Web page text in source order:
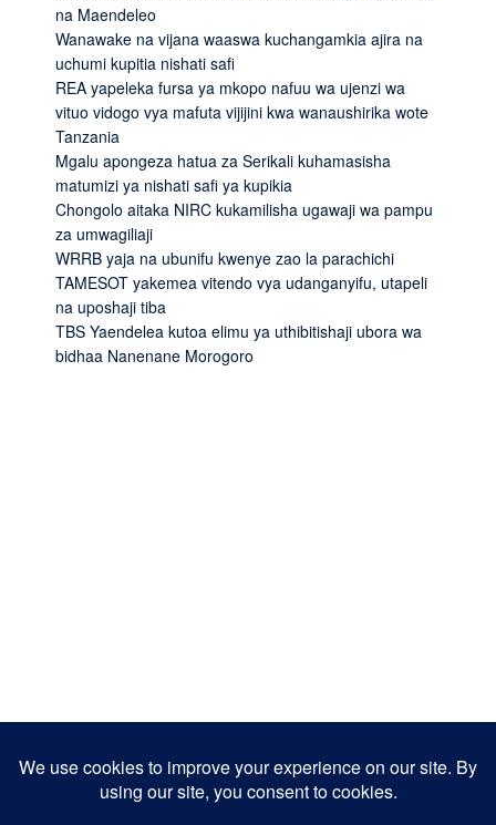
na Maendeleo
Wanawake na vijana waaswa kuchangamkia ajira na
uchumi kupitia nishati safi
REA yapeleka fursa ya mkopo nafuu wa ujenzi wa
vituo vidogo vya mafuta vijijini kwa wanaushirika wote
Tanzania
Mgalu apongeza hatua za Serikali kuhamasisha
matumizi ya nishati safi ya kupikia
Chongolo aitaka NIRC kukamilisha ugawaji wa pampu
za umwagiliaji
WRRB yaja na ubunifu kwenye zao la parachichi
TAMESOT yakemea vitendo vya udanganyifu, utapeli
na uposhaji tiba
TBS Yaendelea kutoa elimu ya uthibitishaji ubora wa
bidhaa Nanenane Morogoro